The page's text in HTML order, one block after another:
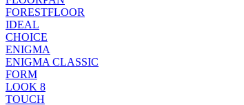
FORESTFLOOR
IDEAL
CHOICE
ENIGMA
ENIGMA CLASSIC
FORM
LOOK 8
TOUCH